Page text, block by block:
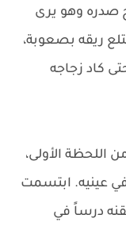
صدره وهو يرى
ريقه بصعوبة،
كاد زجاجه
اللحظة الأولى،
عينيه. ابتسمت
درساً في